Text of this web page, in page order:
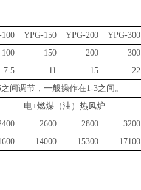
YPG-150 YPG-200 YPG-300
100 150 200 300
7.5 11 15 22
间调节，一般操作在1-3之间。
电+燃煤（油）热风炉
2600 2800 3200
14000 15300 17100